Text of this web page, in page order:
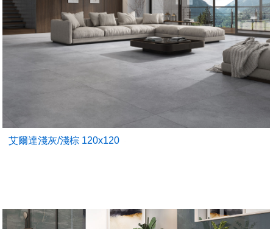
艾爾達淺灰/淺棕 120x120